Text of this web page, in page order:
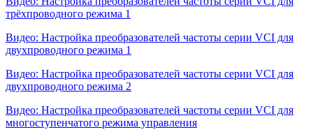
трёхпроводного режима 1
Видео: Настройка преобразователей частоты серии VCI для
двухпроводного режима 1
Видео: Настройка преобразователей частоты серии VCI для
двухпроводного режима 2
Видео: Настройка преобразователей частоты серии VCI для
многоступенчатого режима управления